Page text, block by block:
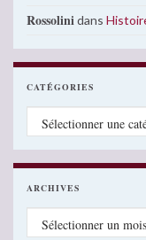
Rossolinidans
CATÉGORIES
Catégories
ARCHIVES
Archives